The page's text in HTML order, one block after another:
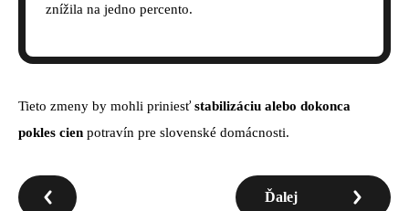
znížila na jedno percento.
Tieto zmeny by mohli priniesť stabilizáciu alebo dokonca
pokles cien potravín pre slovenské domácnosti.
Ďalej